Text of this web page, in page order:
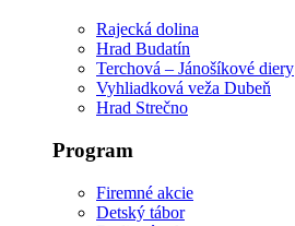
Rajecká dolina
Hrad Budatín
Terchová – Jánošíkové diery
Vyhliadková veža Dubeň
Hrad Strečno
Program
Firemné akcie
Detský tábor